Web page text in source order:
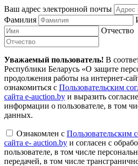
Ваш адрес электронной почты
Фамилия
Отчество
Уважаемый пользователь! В
Республики Беларусь «О защите
продолжения работы на интернет-
ознакомиться с Пользовательским
сайта e-auction.by и выразить
информации о пользователе, в том
данных.
Ознакомлен с Пользовательским
сайта e- auction.by и согласен с
пользователе, в том числе
передачей, в том числе